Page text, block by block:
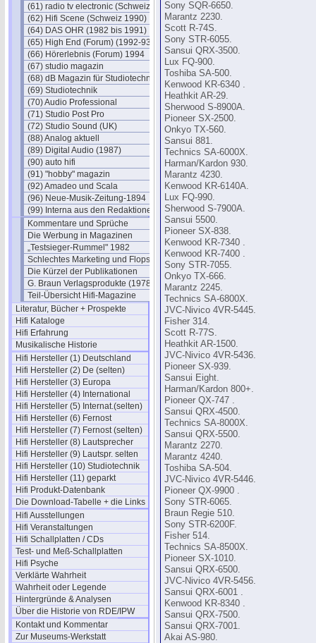
(61) radio tv electronic (Schweiz)
(62) Hifi Scene (Schweiz 1990)
(64) DAS OHR (1982 bis 1991)
(65) High End (Forum) (1992-93)
(66) Hörerlebnis (Forum) 1994
(67) studio magazin
(68) dB Magazin für Studiotechnik
(69) Studiotechnik
(70) Audio Professional
(71) Studio Post Pro
(72) Studio Sound (UK)
(88) Analog aktuell
(89) Digital Audio (1987)
(90) auto hifi
(91) "hobby" magazin
(92) Amadeo und Scala
(96) Neue-Musik-Zeitung-1894
(99) Interna aus den Redaktionen
Kommentare und Sprüche
Die Werbung in Magazinen
„Testsieger-Rummel" 1982
Schlechtes Marketing und Flops
Die Kürzel der Publikationen
G. Braun Verlagsprodukte (1978)
Teil-Übersicht Hifi-Magazine
Literatur, Bücher + Prospekte
Hifi Kataloge
Hifi Erfahrung
Musikalische Historie
Hifi Hersteller (1) Deutschland
Hifi Hersteller (2) De (selten)
Hifi Hersteller (3) Europa
Hifi Hersteller (4) International
Hifi Hersteller (5) Internat.(selten)
Hifi Hersteller (6) Fernost
Hifi Hersteller (7) Fernost (selten)
Hifi Hersteller (8) Lautsprecher
Hifi Hersteller (9) Lautspr. selten
Hifi Hersteller (10) Studiotechnik
Hifi Hersteller (11) geparkt
Hifi Produkt-Datenbank
Die Download-Tabelle + die Links
Hifi Ausstellungen
Hifi Veranstaltungen
Hifi Schallplatten / CDs
Test- und Meß-Schallplatten
Hifi Psyche
Verklärte Wahrheit
Wahrheit oder Legende
Hintergründe & Analysen
Über die Historie von RDE/IPW
Kontakt und Kommentar
Zur Museums-Werkstatt
Sony SQR-6650.
Marantz 2230.
Scott R-74S.
Sony STR-6055.
Sansui QRX-3500.
Lux FQ-900.
Toshiba SA-500.
Kenwood KR-6340 .
Heathkit AR-29.
Sherwood S-8900A.
Pioneer SX-2500.
Onkyo TX-560.
Sansui 881.
Technics SA-6000X.
Harman/Kardon 930.
Marantz 4230.
Kenwood KR-6140A.
Lux FQ-990.
Sherwood S-7900A.
Sansui 5500.
Pioneer SX-838.
Kenwood KR-7340 .
Kenwood KR-7400 .
Sony STR-7055.
Onkyo TX-666.
Marantz 2245.
Technics SA-6800X.
JVC-Nivico 4VR-5445.
Fisher 314.
Scott R-77S.
Heathkit AR-1500.
JVC-Nivico 4VR-5436.
Pioneer SX-939.
Sansui Eight.
Harman/Kardon 800+.
Pioneer QX-747 .
Sansui QRX-4500.
Technics SA-8000X.
Sansui QRX-5500.
Marantz 2270.
Marantz 4240.
Toshiba SA-504.
JVC-Nivico 4VR-5446.
Pioneer QX-9900 .
Sony STR-6065.
Braun Regie 510.
Sony STR-6200F.
Fisher 514.
Technics SA-8500X.
Pioneer SX-1010.
Sansui QRX-6500.
JVC-Nivico 4VR-5456.
Sansui QRX-6001 .
Kenwood KR-8340 .
Sansui QRX-7500.
Sansui QRX-7001.
Akai AS-980.